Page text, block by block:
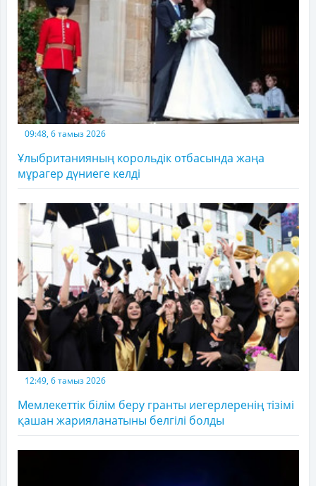
09:48, 6 тамыз 2026
Ұлыбританияның корольдік отбасында жаңа
мұрагер дүниеге келді
12:49, 6 тамыз 2026
Мемлекеттік білім беру гранты иегерлеренің тізімі
қашан жарияланатыны белгілі болды